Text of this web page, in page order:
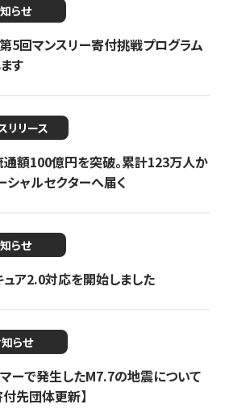
らせ
5回マンスリー寄付挑戦プログラム
す
リリース
通額100億円を突破。累計123万人か
シャルセクターへ届く
らせ
ア2.0対応を開始しました
らせ
マーで発生したM7.7の地震について
先団体更新】